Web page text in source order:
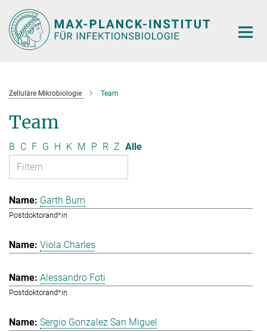
Hauptinhalt
Zelluläre Mikrobiologie Team
Team
B C F G H K M P R Z Alle
Garth Burn
Postdoktorand*in
Viola Charles
Alessandro Foti
Postdoktorand*in
Sergio Gonzalez San Miguel